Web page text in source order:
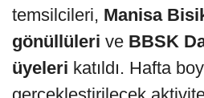
temsilcileri, Manisa
gönüllüleri ve BBSK
üyeleri katıldı. Hafta